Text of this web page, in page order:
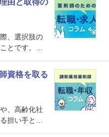
由と取得の
、選択肢の
とです。し
れません。
い」といわ
収・キャリ
資格を取る
、高齢化社
担い手とし